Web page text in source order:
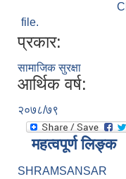
file.
प्रकार:
सामाजिक सुरक्षा
आर्थिक वर्ष:
२०७८/७९
महत्वपूर्ण लिङ्क
SHRAMSANSAR